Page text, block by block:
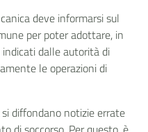
deve informarsi sul
per poter adottare, in
dalle autorità di
le operazioni di
diffondano notizie errate